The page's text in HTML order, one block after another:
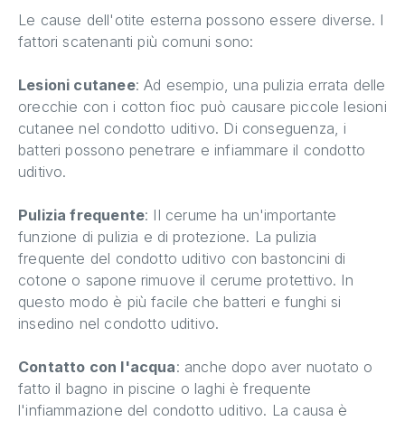
Le cause dell'otite esterna possono essere diverse. I
fattori scatenanti più comuni sono:
Lesioni cutanee: Ad esempio, una pulizia errata delle
orecchie con i cotton fioc può causare piccole lesioni
cutanee nel condotto uditivo. Di conseguenza, i
batteri possono penetrare e infiammare il condotto
uditivo.
Pulizia frequente: Il cerume ha un'importante
funzione di pulizia e di protezione. La pulizia
frequente del condotto uditivo con bastoncini di
cotone o sapone rimuove il cerume protettivo. In
questo modo è più facile che batteri e funghi si
insedino nel condotto uditivo.
Contatto con l'acqua: anche dopo aver nuotato o
fatto il bagno in piscine o laghi è frequente
l'infiammazione del condotto uditivo. La causa è